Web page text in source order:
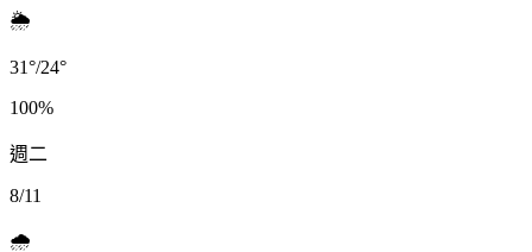
🌦️
31°/24°
100%
週二
8/11
🌧️